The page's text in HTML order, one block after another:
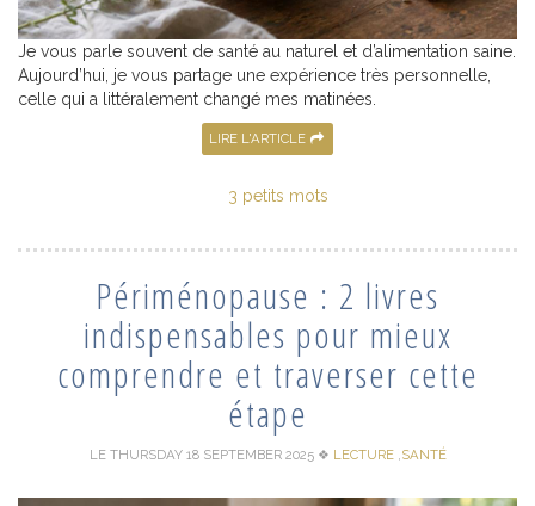
Je vous parle souvent de santé au naturel et d’alimentation saine.
Aujourd’hui, je vous partage une expérience très personnelle,
celle qui a littéralement changé mes matinées.
LIRE L'ARTICLE
3 petits mots
Périménopause : 2 livres
indispensables pour mieux
comprendre et traverser cette
étape
LE THURSDAY 18 SEPTEMBER 2025 ❖ LECTURE,SANTÉ